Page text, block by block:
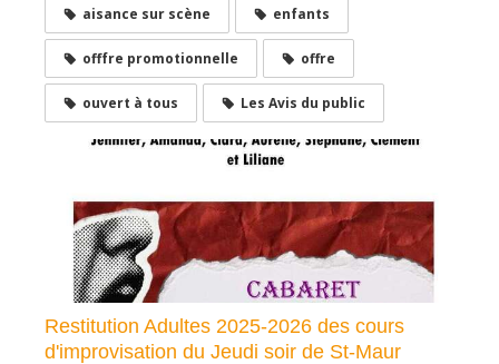
aisance sur scène enfants
offfre promotionnelle offre
ouvert à tous Les Avis du public
Restitution Adultes 2025-2026 des cours
d'improvisation du Jeudi soir de St-Maur